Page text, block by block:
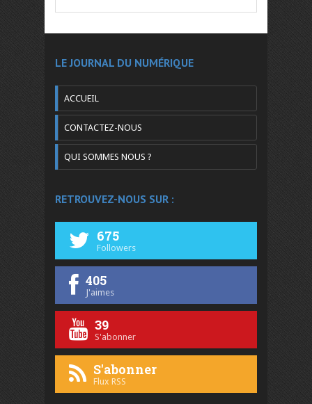
LE JOURNAL DU NUMÉRIQUE
ACCUEIL
CONTACTEZ-NOUS
QUI SOMMES NOUS ?
RETROUVEZ-NOUS SUR :
675
Followers
405
J'aimes
39
S'abonner
S'abonner
Flux RSS